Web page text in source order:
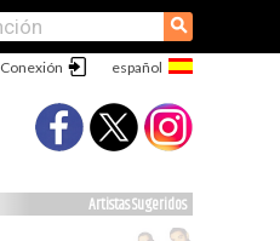
⚲
Conexión
Artistas Sugeridos